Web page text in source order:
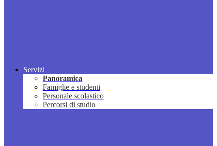
Servizi
Panoramica
Famiglie e studenti
Personale scolastico
Percorsi di studio